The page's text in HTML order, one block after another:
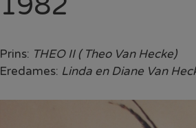
Prins: THEO II ( Theo Van Hecke)
Eredames: Linda en Diane Van